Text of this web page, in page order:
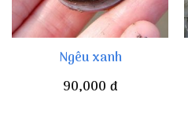
Ngêu xanh
90,000 đ